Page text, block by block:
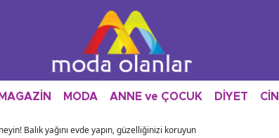
MAGAZİN MODA ANNE ve ÇOCUK DİYET
Balık yağını evde yapın, güzelliğinizi koruyun